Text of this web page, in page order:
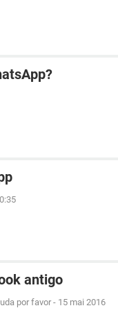
antigo
por favor - 15 mai 2016